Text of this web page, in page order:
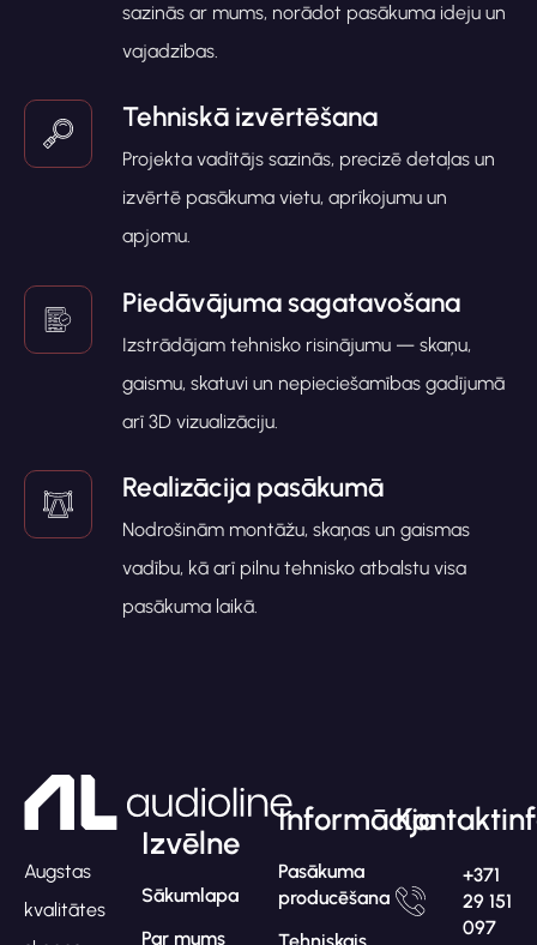
sazinās ar mums, norādot pasākuma ideju un
vajadzības.
Tehniskā izvērtēšana
Projekta vadītājs sazinās, precizē detaļas un
izvērtē pasākuma vietu, aprīkojumu un
apjomu.
Piedāvājuma sagatavošana
Izstrādājam tehnisko risinājumu — skaņu,
gaismu, skatuvi un nepieciešamības gadījumā
arī 3D vizualizāciju.
Realizācija pasākumā
Nodrošinām montāžu, skaņas un gaismas
vadību, kā arī pilnu tehnisko atbalstu visa
pasākuma laikā.
Augstas
kvalitātes
Izvēlne
Sākumlapa
Par mums
Informācija
Pasākuma
producēšana
Tehniskais
+371
29 151
097